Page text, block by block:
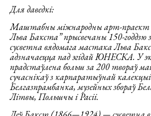
Для даведкі:
Маштабны міжнародны арт-праект
Льва Бакста” прысвечаны 150-годдзю
сусветна вядомага мастака Льва
адзначаецца пад эгідай ЮНЕСКА. У
прадстаўлена больш за 200 твораў
сучаснікаў з карпаратыўнай калекцыі
Белгазпрамбанка, музейных збораў
Літвы, Польшчы і Расіі.